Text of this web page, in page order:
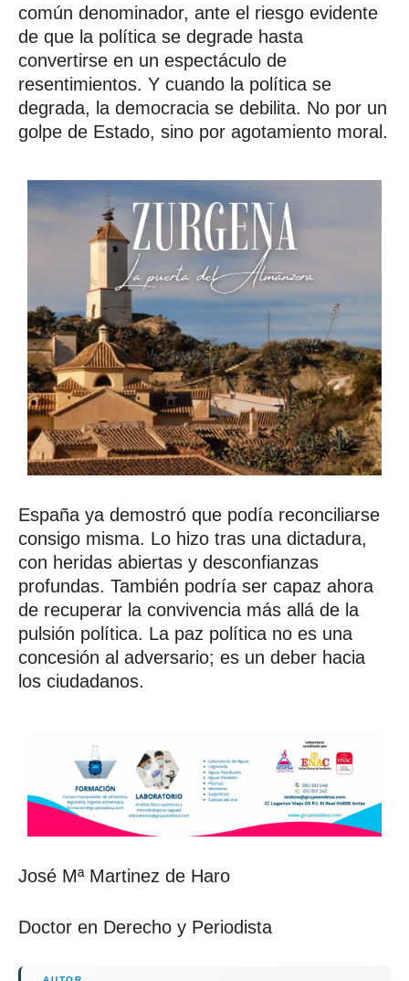
común denominador, ante el riesgo evidente
de que la política se degrade hasta
convertirse en un espectáculo de
resentimientos. Y cuando la política se
degrada, la democracia se debilita. No por un
golpe de Estado, sino por agotamiento moral.
España ya demostró que podía reconciliarse
consigo misma. Lo hizo tras una dictadura,
con heridas abiertas y desconfianzas
profundas. También podría ser capaz ahora
de recuperar la convivencia más allá de la
pulsión política. La paz política no es una
concesión al adversario; es un deber hacia
los ciudadanos.
José Mª Martinez de Haro
Doctor en Derecho y Periodista